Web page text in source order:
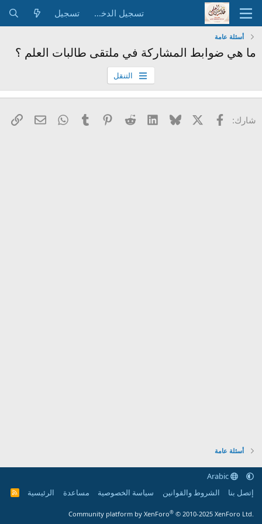
تسجيل الدخول تسجيل
أسئلة عامة
ما هي ضوابط المشاركة في ملتقى طالبات العلم ؟
التنقل
شارك: فيسبوك Bluesky
LinkedIn
Reddit
Pinterest
Tumblr
WhatsApp
البريد
أسئلة عامة
Arabic
إتصل بنا
الشروط والقوانين سياسة الخصوصية مساعدة الرئيسية
R
Community platform by XenForo® © 2010-2025 XenForo Ltd.